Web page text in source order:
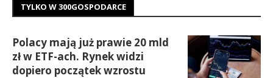
TYLKO W 300GOSPODARCE
Polacy mają już prawie 20 mld
zł w ETF-ach. Rynek widzi
dopiero początek wzrostu